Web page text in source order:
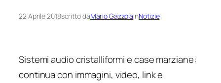
22 Aprile 2018scritto daMario GazzolainNotizie
Sistemi audio cristalliformi e case marziane:
continua con immagini, video, link e